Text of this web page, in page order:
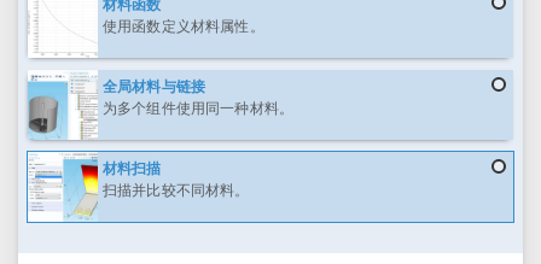
材料函数
使用函数定义材料属性。
全局材料与链接
为多个组件使用同一种材料。
材料扫描
扫描并比较不同材料。